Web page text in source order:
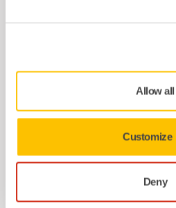
Allow all
Customize
Deny
MIRKA DIAMOND
Diamantslipeskål •
bane Egnet til: •
Pris fra
kr 1 831,25